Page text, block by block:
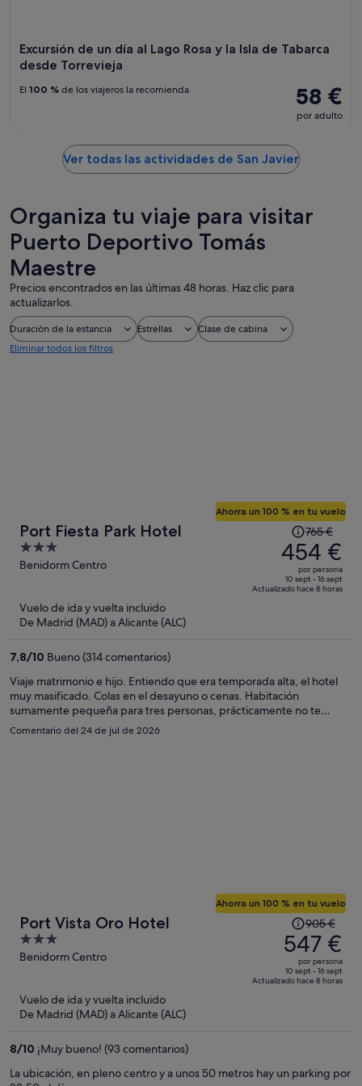
Excursión de un día al Lago Rosa y la Isla de Tabarca
desde Torrevieja
58 €
por adulto
El 100 % de los viajeros la recomienda
Ver todas las actividades de San Javier
Organiza tu viaje para visitar
Puerto Deportivo Tomás
Maestre
Precios encontrados en las últimas 48 horas. Haz clic para
actualizarlos.
Duración de la estancia Estrellas
Clase de cabina
Eliminar todos los filtros
Port Fiesta Park Hotel
3
out
Benidorm Centro
Ahorra un 100 % en tu vuelo
precio
era
de
765 €,
por
persona
765 €
454 €
por persona
10 sept - 16 sept
Actualizado hace 8 horas
Vuelo de ida y vuelta incluido
De Madrid (MAD) a Alicante (ALC)
7,8/10 Bueno (314 comentarios)
Viaje matrimonio e hijo. Entiendo que era temporada alta, el hotel
muy masificado. Colas en el desayuno o cenas. Habitación
sumamente pequeña para tres personas, prácticamente no te
puedes mover en la habitación (sin mueble bar, pienso que lo quitan
cuando ponen una tercera cama por el espacio). Complicado
Comentario del 24 de jul de 2026
Port Vista Oro Hotel
3
out
Benidorm Centro
Ahorra un 100 % en tu vuelo
El
precio
era
de
905 €,
por
905 €
547 €
por persona
10 sept - 16 sept
Actualizado hace 8 horas
Vuelo de ida y vuelta incluido
De Madrid (MAD) a Alicante (ALC)
8/10 ¡Muy bueno! (93 comentarios)
La ubicación, en pleno centro y a unos 50 metros hay un parking por